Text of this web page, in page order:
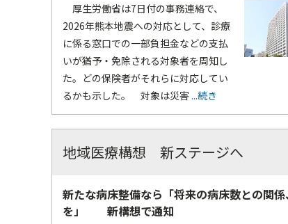
厚生労働省は7日付の事務連絡で、
2026年熊本地震への対応として、診療
に係る窓口での一部負担金などの支払
いが猶予・免除される対象者を周知し
た。どの保険者がそれらに対応してい
るかも示した。 対象は災害...続き
地域医療構想 新ステージへ
新たな病床整備なら「将来の病床数との関
を」 新構想で通知